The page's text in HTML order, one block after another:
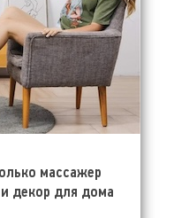
массажер
декор для дома